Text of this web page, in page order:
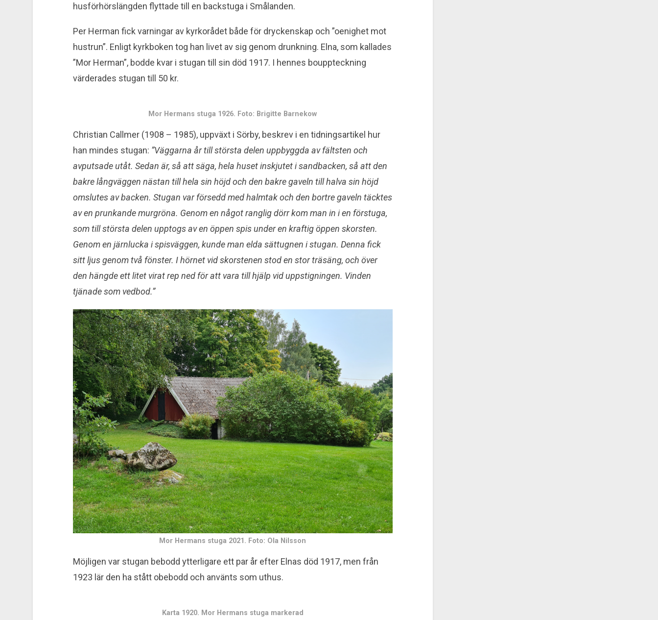
husförhörslängden flyttade till en backstuga i Smålanden.
Per Herman fick varningar av kyrkorådet både för dryckenskap och ”oenighet mot
hustrun”. Enligt kyrkboken tog han livet av sig genom drunk­ning. Elna, som kallades
”Mor Herman”, bodde kvar i stugan till sin död 1917. I hennes bouppteckning
värderades stugan till 50 kr.
Mor Hermans stuga 1926. Foto: Brigitte Barnekow
Christian Callmer (1908 – 1985), uppväxt i Sörby, beskrev i en tidnings­artikel hur
han mindes stugan: ”Väggarna år till största delen uppbyggda av fältsten och
avputsade utåt. Sedan är, så att säga, hela huset in­skjutet i sandbacken, så att den
bakre långväggen nästan till hela sin höjd och den bakre gaveln till halva sin höjd
omslutes av backen. Stugan var försedd med halmtak och den bortre gaveln täcktes
av en prunkande murgröna. Genom en något ranglig dörr kom man in i en förstuga,
som till största delen upptogs av en öppen spis under en kraftig öppen skor­sten.
Genom en järnlucka i spisväggen, kunde man elda sättugnen i stugan. Denna fick
sitt ljus genom två fönster. I hörnet vid skorstenen stod en stor träsäng, och över
den hängde ett litet virat rep ned för att vara till hjälp vid uppstigningen. Vinden
tjänade som vedbod.”
Mor Hermans stuga 2021. Foto: Ola Nilsson
Möjligen var stugan bebodd ytterligare ett par år efter Elnas död 1917, men från
1923 lär den ha stått obebodd och använts som uthus.
Karta 1920. Mor Hermans stuga markerad